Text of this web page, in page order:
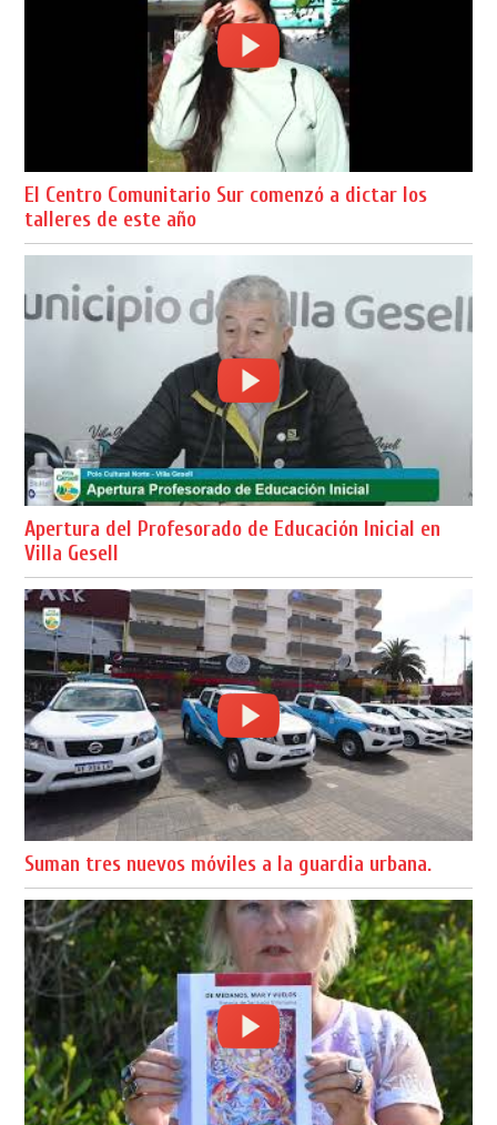
El Centro Comunitario Sur comenzó a dictar los
talleres de este año
Apertura del Profesorado de Educación Inicial en
Villa Gesell
Suman tres nuevos móviles a la guardia urbana.